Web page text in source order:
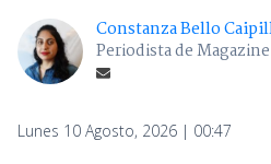
Constanza Bello
Periodista de Magazine
Lunes 10 Agosto, 2026 | 00:47